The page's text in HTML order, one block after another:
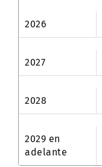
2026
2027
2028
2029 en
adelante